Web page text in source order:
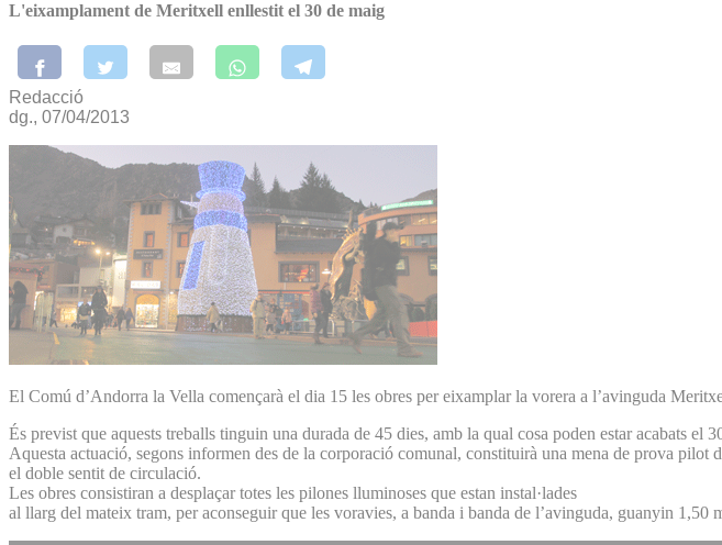
L'eixamplament de Meritxell enllestit el 30 de maig
Redacció
dg., 07/04/2013
El Comú d’Andorra la Vella començarà el dia 15 les obres per eixamplar la vorera a l’avinguda
És previst que aquests treballs tinguin una durada de 45 dies, amb la qual cosa poden estar acabats el
Aquesta actuació, segons informen des de la corporació comunal, constituirà una mena de prova
el doble sentit de circulació.
Les obres consistiran a desplaçar totes les pilones lluminoses que estan instal·lades
al llarg del mateix tram, per aconseguir que les voravies, a banda i banda de l’avinguda, guanyin 1,50